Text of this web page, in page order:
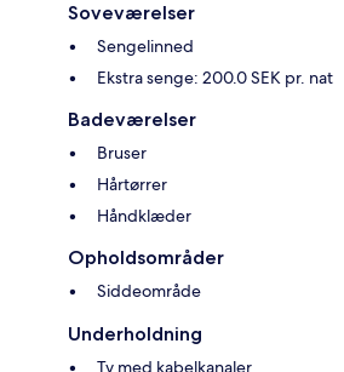
Soveværelser
Sengelinned
Ekstra senge: 200.0 SEK pr. nat
Badeværelser
Bruser
Hårtørrer
Håndklæder
Opholdsområder
Siddeområde
Underholdning
Tv med kabelkanaler